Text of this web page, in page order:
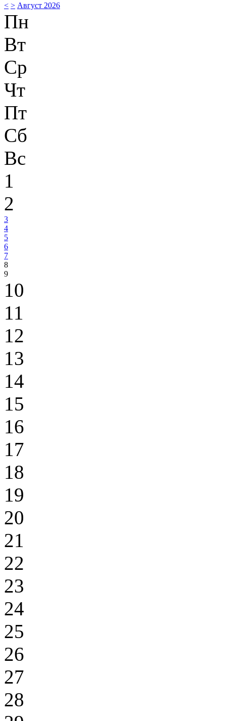
< > Август 2026
Пн
Вт
Ср
Чт
Пт
Сб
Вс
1
2
3
4
5
6
7
8
9
10
11
12
13
14
15
16
17
18
19
20
21
22
23
24
25
26
27
28